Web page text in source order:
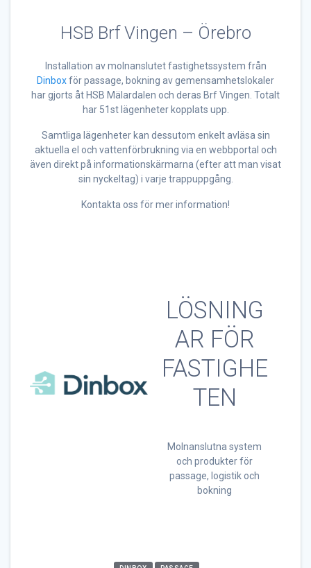
HSB Brf Vingen – Örebro
Installation av molnanslutet fastighetssystem från
Dinboxför passage, bokning av gemensamhetslokaler
har gjorts åt HSB Mälardalen och deras Brf Vingen. Totalt
har 51st lägenheter kopplats upp.
Samtliga lägenheter kan dessutom enkelt avläsa sin
aktuella el och vattenförbrukning via en webbportal och
även direkt på informationskärmarna (efter att man visat
sin nyckeltag) i varje trappuppgång.
Kontakta oss för mer information!
LÖSNING
AR FÖR
FASTIGHE
TEN
Molnanslutna system
och produkter för
passage, logistik och
bokning